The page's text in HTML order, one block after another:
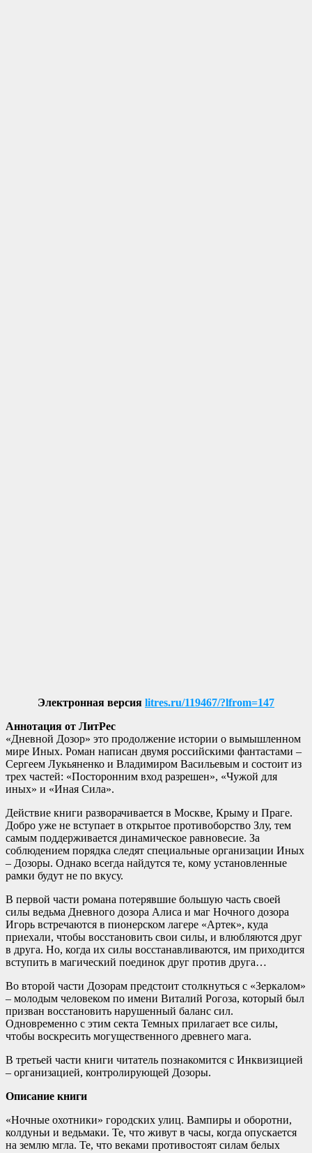
Электронная версия litres.ru/119467/?lfrom=147
Аннотация от ЛитРес
«Дневной Дозор» это продолжение истории о вымышленном
мире Иных. Роман написан двумя российскими фантастами –
Сергеем Лукьяненко и Владимиром Васильевым и состоит из
трех частей: «Посторонним вход разрешен», «Чужой для
иных» и «Иная Сила».
Действие книги разворачивается в Москве, Крыму и Праге.
Добро уже не вступает в открытое противоборство Злу, тем
самым поддерживается динамическое равновесие. За
соблюдением порядка следят специальные организации Иных
– Дозоры. Однако всегда найдутся те, кому установленные
рамки будут не по вкусу.
В первой части романа потерявшие большую часть своей
силы ведьма Дневного дозора Алиса и маг Ночного дозора
Игорь встречаются в пионерском лагере «Артек», куда
приехали, чтобы восстановить свои силы, и влюбляются друг
в друга. Но, когда их силы восстанавливаются, им приходится
вступить в магический поединок друг против друга…
Во второй части Дозорам предстоит столкнуться с «Зеркалом»
– молодым человеком по имени Виталий Рогоза, который был
призван восстановить нарушенный баланс сил.
Одновременно с этим секта Темных прилагает все силы,
чтобы воскресить могущественного древнего мага.
В третьей части книги читатель познакомится с Инквизицией
– организацией, контролирующей Дозоры.
Описание книги
«Ночные охотники» городских улиц. Вампиры и оборотни,
колдуньи и ведьмаки. Те, что живут в часы, когда опускается
на землю мгла. Те, что веками противостоят силам белых